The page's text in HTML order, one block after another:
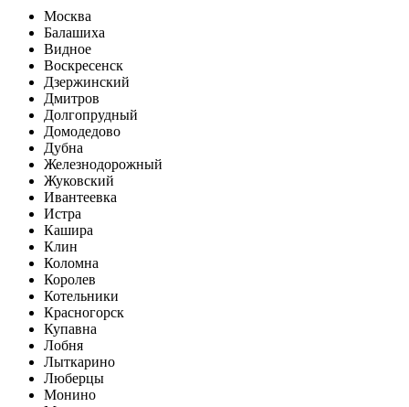
Москва
Балашиха
Видное
Воскресенск
Дзержинский
Дмитров
Долгопрудный
Домодедово
Дубна
Железнодорожный
Жуковский
Ивантеевка
Истра
Кашира
Клин
Коломна
Королев
Котельники
Красногорск
Купавна
Лобня
Лыткарино
Люберцы
Монино